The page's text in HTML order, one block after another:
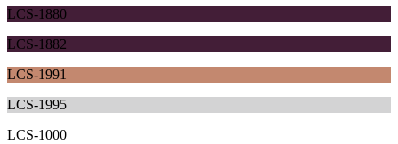
LCS-1880
LCS-1882
LCS-1991
LCS-1995
LCS-1000